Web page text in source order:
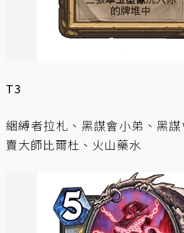
T3
綑縛者拉札、黑謀會小弟、黑
賣大師比爾杜、火山藥水